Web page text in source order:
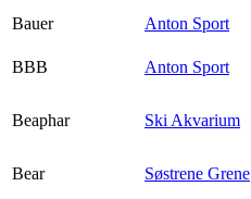
Bauer
Anton Sport
BBB
Anton Sport
Beaphar Ski Akvarium
Bear
Søstrene Grene